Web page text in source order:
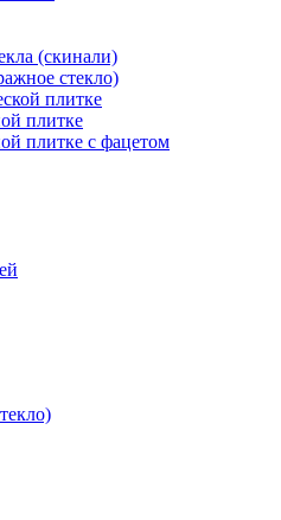
(скинали)
стекло)
плитке
плитке
плитке с фацетом